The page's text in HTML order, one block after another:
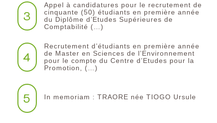
3
Appel à candidatures pour le recrutement de
cinquante (50) étudiants en première année
du Diplôme d’Etudes Supérieures de
Comptabilité (…)
4
Recrutement d’étudiants en première année
de Master en Sciences de l’Environnement
pour le compte du Centre d’Etudes pour la
Promotion, (…)
5 In memoriam : TRAORE née TIOGO Ursule